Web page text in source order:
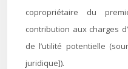
copropriétaire du
contribution aux charges
de l’utilité potentielle
juridique]).